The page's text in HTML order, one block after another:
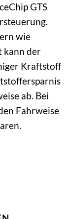
GTS
wie
kann der
Kraftstoff
ab. Bei
Fahrweise